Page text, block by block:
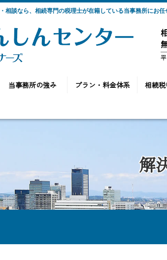
談なら、相続専門の税理士が在籍している当事務所にお任
当事務所の強み プラン・料金体系 相続
解